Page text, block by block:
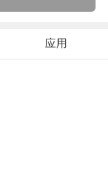
资讯
应用